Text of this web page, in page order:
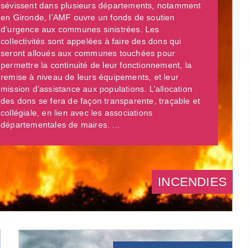
sévissent dans plusieurs départements, notamment
en Gironde, l’AMF ouvre un fonds de soutien
d’urgence aux communes sinistrées. Les
collectivités sont appelées à faire des dons qui
seront alloués aux communes touchées pour
permettre la continuité de leur fonctionnement, la
remise à niveau de leurs équipements, et leur
mission d’assistance aux populations. L’allocation
des dons se fera de façon transparente, traçable et
collégiale, en lien avec les associations
départementales de maires. ...
INCENDIES